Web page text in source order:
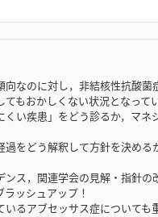
なのに対し，非結核性抗酸菌
てもおかしくない状況となっ
くい疾患」をどう診るか，マネ
をどう解釈して方針を決める
ス，関連学会の見解・指針の
ッシュアップ！
るアブセッサス症についても